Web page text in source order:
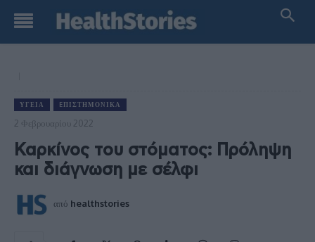
ΥΓΕΊΑ EΠΙΣΤΗΜΟΝΙΚΆ
2 Φεβρουαρίου 2022
Καρκίνος του στόματος: Πρόληψη
και διάγνωση με σέλφι
από healthstories